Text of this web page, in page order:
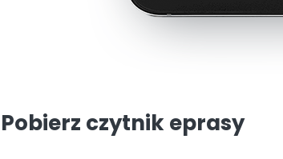
Pobierz czytnik eprasy